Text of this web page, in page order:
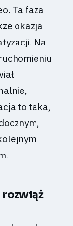
Ta faza
okazja
Na
to taka,